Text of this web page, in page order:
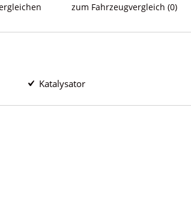
zum Fahrzeugvergleich (0)
Katalysator